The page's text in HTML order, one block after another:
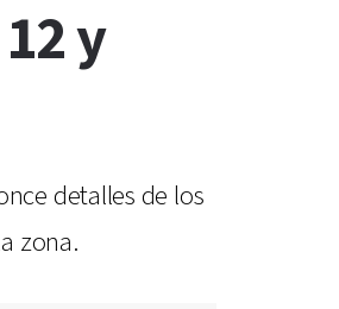
y
detalles de los
zona.